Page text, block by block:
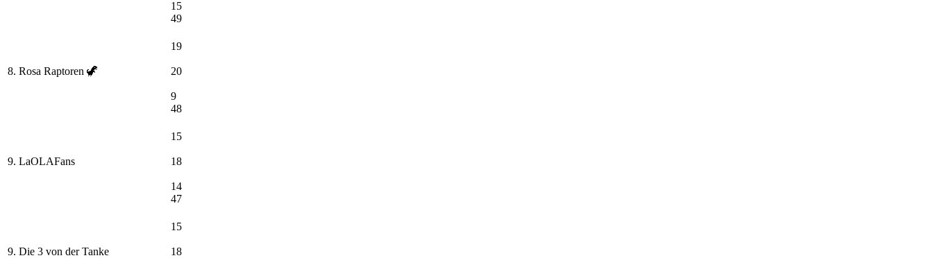
15
49
8. Rosa Raptoren 🦖
19
20
9
48
9. LaOLAFans
15
18
14
47
9. Die 3 von der Tanke
15
18